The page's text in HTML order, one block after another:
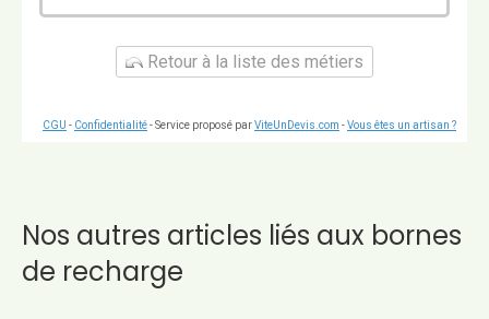
Retour à la liste des métiers
CGU - Confidentialité- Service proposé parViteUnDevis.com -Vous êtes un artisan ?
Nos autres articles liés aux bornes
de recharge